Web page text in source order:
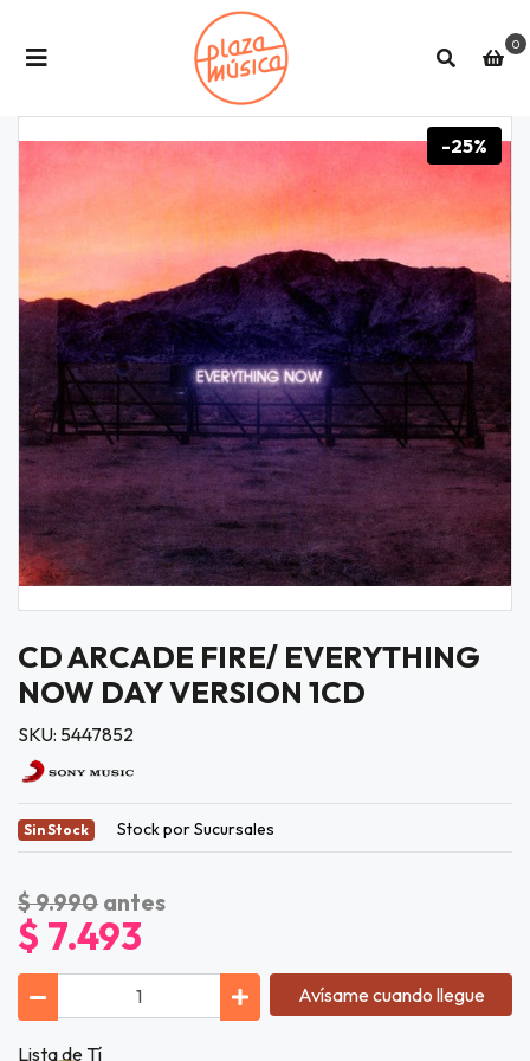
0
-25%
CD ARCADE FIRE/ EVERYTHING
NOW DAY VERSION 1CD
SKU: 5447852
Sin Stock Stock por Sucursales
$ 9.990 antes
$ 7.493
Avísame cuando llegue
Lista de Tí